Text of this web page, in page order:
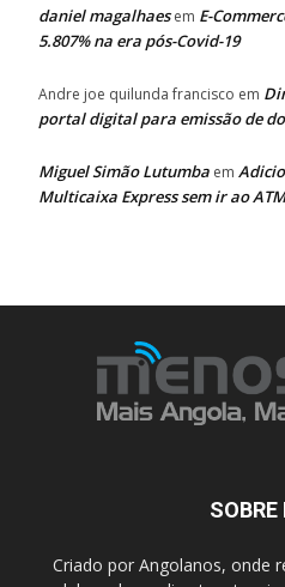
daniel magalhaesem E-
5.807% na era pós-Covid-19
Andre joe quilunda francisco em
portal digital para emissão de
Miguel Simão Lutumba em
Multicaixa Express sem ir ao ATM
SOBRE
Criado por Angolanos, onde